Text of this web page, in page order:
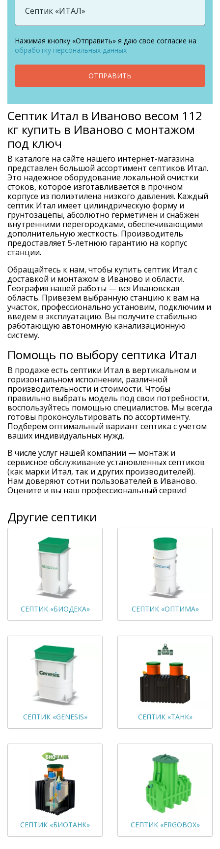
Нажимая кнопку «Отправить» я даю свое согласие на
обработку персональных данных
ОТПРАВИТЬ
Септик Итал в Иваново весом 112
кг купить в Иваново с монтажом
под ключ
В каталоге на сайте нашего интернет-магазина
представлен большой ассортимент септиков Итал.
Это надежное оборудование локальной очистки
стоков, которое изготавливается в прочном
корпусе из полиэтилена низкого давления. Каждый
септик Итал имеет цилиндрическую форму и
грунтозацепы, абсолютно герметичен и снабжен
внутренними перегородками, обеспечивающими
дополнительную жесткость. Производитель
предоставляет 5-летнюю гарантию на корпус
станции.
Обращайтесь к нам, чтобы купить септик Итал с
доставкой и монтажом в Иваново и области.
География нашей работы — вся Ивановская
область. Привезем выбранную станцию к вам на
участок, профессионально установим, подключим и
введем в эксплуатацию. Вы получите стабильно
работающую автономную канализационную
систему.
Помощь по выбору септика Итал
В продаже есть септики Итал в вертикальном и
горизонтальном исполнении, различной
производительности и стоимости. Чтобы
правильно выбрать модель под свои потребности,
воспользуйтесь помощью специалистов. Мы всегда
готовы проконсультировать по ассортименту.
Подберем оптимальный вариант септика с учетом
ваших индивидуальных нужд.
В числе услуг нашей компании — монтаж и
сервисное обслуживание установленных септиков
(как марки Итал, так и других производителей).
Нам доверяют сотни пользователей в Иваново.
Оцените и вы наш профессиональный сервис!
Другие септики
СЕПТИК «БИОДЕКА» СЕПТИК «ОПТИМА»
СЕПТИК «GENESIS» СЕПТИК «ТАНК»
СЕПТИК «БИОТАНК» СЕПТИК «ERGOBOX»